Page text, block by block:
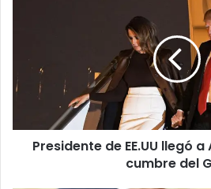
Argentina
para
cumbre
Presidente de EE.UU llegó
cumbre del